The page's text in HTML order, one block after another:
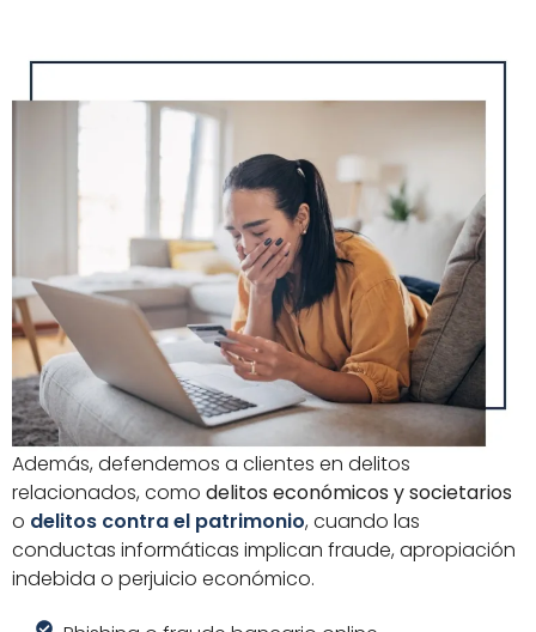
Además, defendemos a clientes en delitos
relacionados, como delitos económicos y societarios
o delitos contra el patrimonio, cuando las
conductas informáticas implican fraude, apropiación
indebida o perjuicio económico.